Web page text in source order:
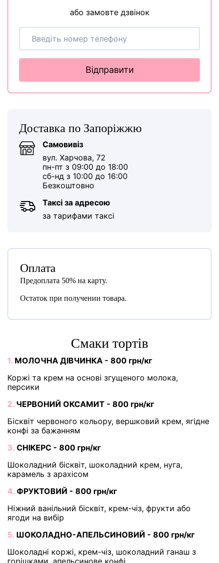
або замовте дзвінок
Відправити
Доставка по Запоріжжю
Самовивіз
вул. Харчова, 72
пн-пт з 09:00 до 18:00
сб-нд з 10:00 до 16:00
Безкоштовно
Таксі за адресою
за тарифами таксі
Оплата
Предоплата 50% на карту.
Остаток при получении товара.
Cмаки тортів
1. МОЛОЧНА ДІВЧИНКА - 800 грн/кг
Коржі та крем на основі згущеного молока,
персики
2. ЧЕРВОНИЙ ОКСАМИТ - 800 грн/кг
Бісквіт червоного кольору, вершковий крем, ягідне
конфі за бажанням
3. СНІКЕРС - 800 грн/кг
Шоколадний бісквіт, шоколадний крем, нуга,
карамель з арахісом
4. ФРУКТОВИЙ - 800 грн/кг
Ніжний ванільний бісквіт, крем-чіз, фрукти або
ягоди на вибір
5. ШОКОЛАДНО-АПЕЛЬСИНОВИЙ - 800 грн/кг
Шоколадні коржі, крем-чіз, шоколадний ганаш з
горішками, апельсинове конфі